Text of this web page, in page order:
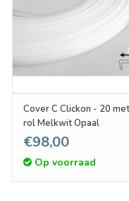
Cover C Clickon - 20
rol Melkwit Opaal
€98,00
Op voorraad